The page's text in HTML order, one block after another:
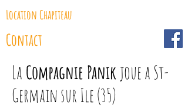
Location Chapiteau
Contact
La Compagnie Panik joue a St-
Germain sur Ile (35)